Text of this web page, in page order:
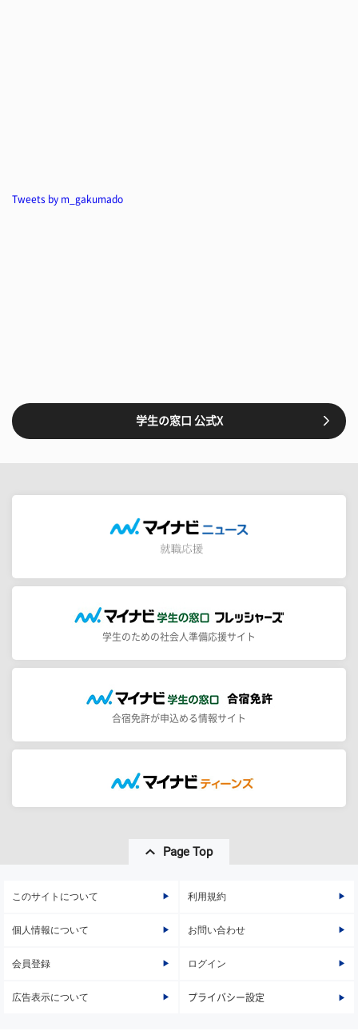
Tweets by m_gakumado
学生の窓口 公式X
学生のための社会人準備応援サイト
合宿免許が申込める情報サイト
Page Top
このサイトについて 利用規約
個人情報について お問い合わせ
会員登録 ログイン
広告表示について プライバシー設定